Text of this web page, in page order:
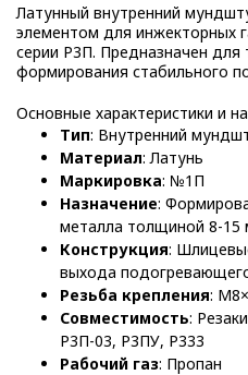
Латунный внутренний
элементом для инжекторных
серии Р3П. Предназначен для
формирования стабильного
Основные характеристики и
Тип: Внутренний
Материал: Латунь
Маркировка: №1П
Назначение:
металла толщиной 8-15
Конструкция:
выхода
Резьба крепления:
Совместимость:
Р3П-03, Р3ПУ, Р333
Рабочий газ: Пропан